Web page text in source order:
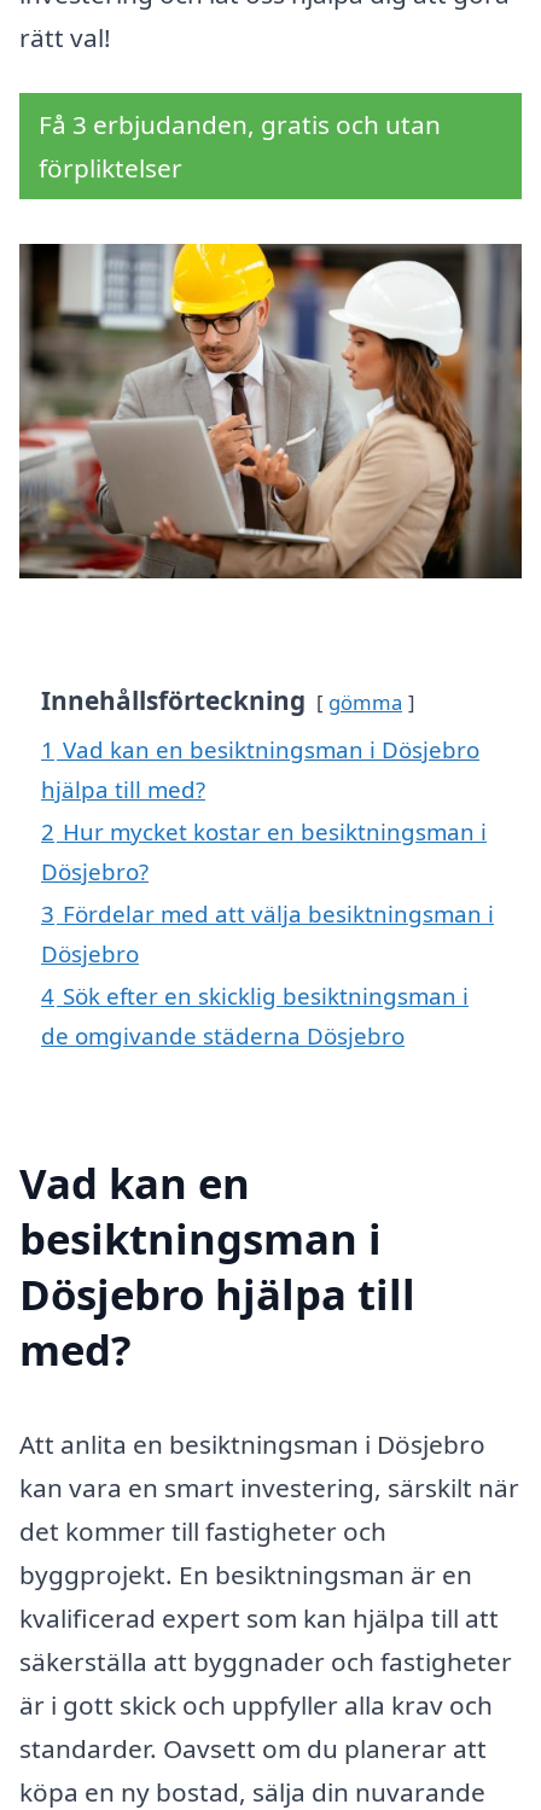
rätt val!
Få 3 erbjudanden, gratis och utan
förpliktelser
Innehållsförteckning gömma
1 Vad kan en besiktningsman i Dösjebro
hjälpa till med?
2 Hur mycket kostar en besiktningsman i
Dösjebro?
3 Fördelar med att välja besiktningsman i
Dösjebro
4 Sök efter en skicklig besiktningsman i
de omgivande städerna Dösjebro
Vad kan en
besiktningsman i
Dösjebro hjälpa till
med?
Att anlita en besiktningsman i Dösjebro
kan vara en smart investering, särskilt när
det kommer till fastigheter och
byggprojekt. En besiktningsman är en
kvalificerad expert som kan hjälpa till att
säkerställa att byggnader och fastigheter
är i gott skick och uppfyller alla krav och
standarder. Oavsett om du planerar att
köpa en ny bostad, sälja din nuvarande